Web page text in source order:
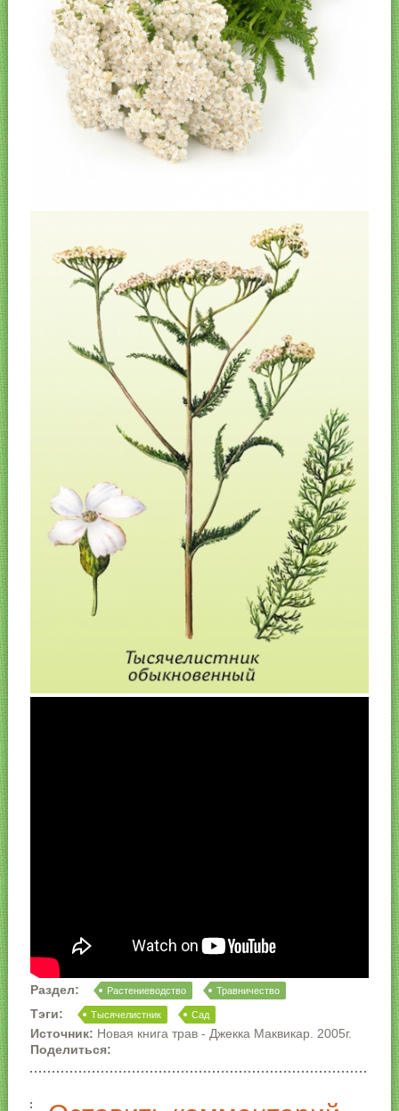
Раздел: Растениеводство Травничество
Тэги: Тысячелистник Сад
Источник: Новая книга трав - Джекка Маквикар. 2005г.
Поделиться: